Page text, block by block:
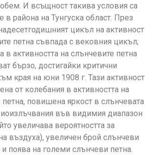
И всъщност такива условия са
в района на Тунгуска област. През
цикъл на активност
петна съвпада с вековния цикъл;
в активността на слънчевите петна
бързо, достигайки критични
края на юни 1908 г. Тази активност
от колебания в активността на
петна, повишена яркост в слънчевата
във видимия диапазон
увеличава вероятността за
въздуха), увеличен брой слънчеви
и поява на големи слънчеви петна.